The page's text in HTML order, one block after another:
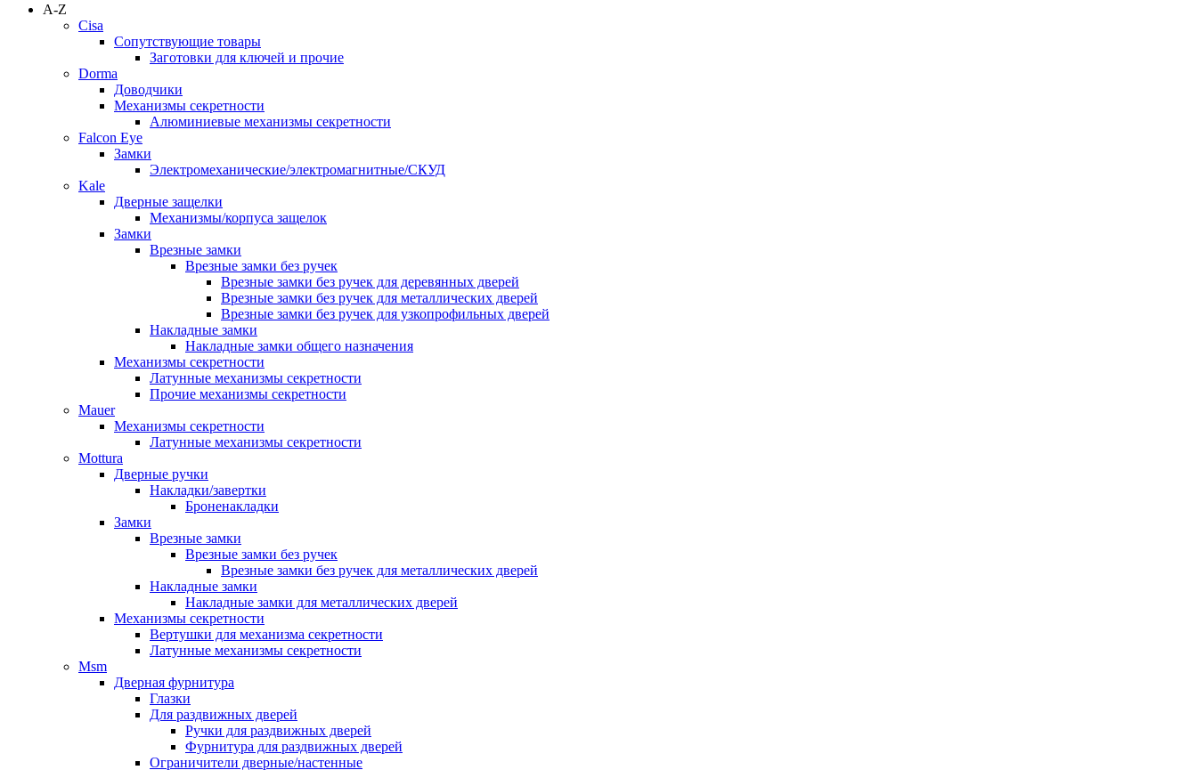
A-Z
Cisa
Сопутствующие товары
Заготовки для ключей и прочие
Dorma
Доводчики
Механизмы секретности
Алюминиевые механизмы секретности
Falcon Eye
Замки
Электромеханические/электромагнитные/СКУД
Kale
Дверные защелки
Механизмы/корпуса защелок
Замки
Врезные замки
Врезные замки без ручек
Врезные замки без ручек для деревянных дверей
Врезные замки без ручек для металлических дверей
Врезные замки без ручек для узкопрофильных дверей
Накладные замки
Накладные замки общего назначения
Механизмы секретности
Латунные механизмы секретности
Прочие механизмы секретности
Mauer
Механизмы секретности
Латунные механизмы секретности
Mottura
Дверные ручки
Накладки/завертки
Броненакладки
Замки
Врезные замки
Врезные замки без ручек
Врезные замки без ручек для металлических дверей
Накладные замки
Накладные замки для металлических дверей
Механизмы секретности
Вертушки для механизма секретности
Латунные механизмы секретности
Msm
Дверная фурнитура
Глазки
Для раздвижных дверей
Ручки для раздвижных дверей
Фурнитура для раздвижных дверей
Ограничители дверные/настенные